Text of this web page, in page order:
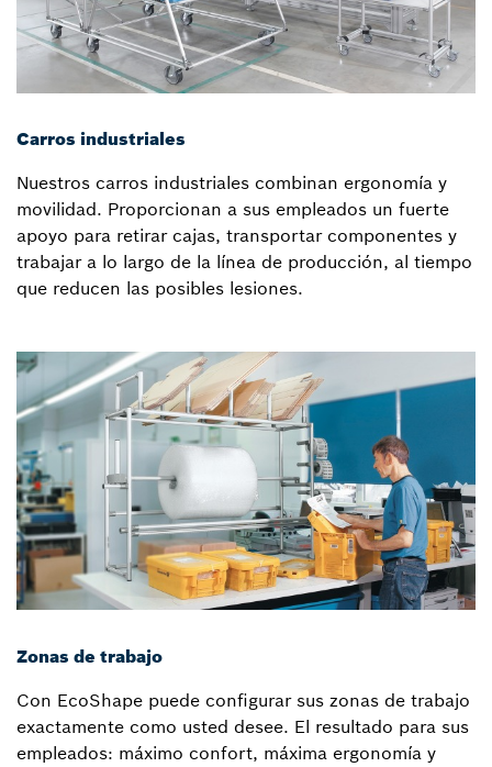
Carros industriales
Nuestros carros industriales combinan ergonomía y
movilidad. Proporcionan a sus empleados un fuerte
apoyo para retirar cajas, transportar componentes y
trabajar a lo largo de la línea de producción, al tiempo
que reducen las posibles lesiones.
Zonas de trabajo
Con EcoShape puede configurar sus zonas de trabajo
exactamente como usted desee. El resultado para sus
empleados: máximo confort, máxima ergonomía y